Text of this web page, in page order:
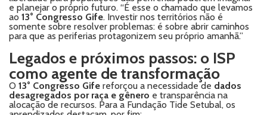
e planejar o próprio futuro. “É esse o chamado que levamos
ao 13° Congresso Gife. Investir nos territórios não é
somente sobre resolver problemas: é sobre abrir caminhos
para que as periferias protagonizem seu próprio amanhã.”
Legados e próximos passos: o ISP
como agente de transformação
O 13° Congresso Gife reforçou a necessidade de dados
desagregados por raça e gênero e transparência na
alocação de recursos. Para a Fundação Tide Setubal, os